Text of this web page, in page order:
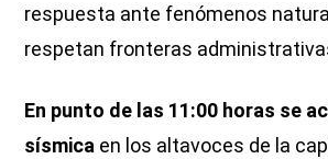
respuesta ante fenómenos
respetan fronteras
En punto de las 11:00 horas se
sísmica en los altavoces de la